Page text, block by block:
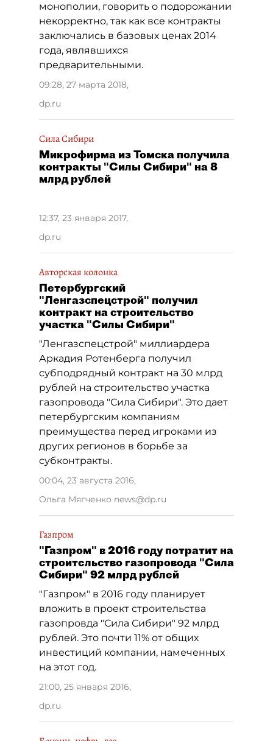
монополии, говорить о подорожании
некорректно, так как все контракты
заключались в базовых ценах 2014
года, являвшихся
предварительными.
09:28, 27 марта 2018,
dp.ru
Сила Сибири
Микрофирма из Томска получила
контракты "Силы Сибири" на 8
млрд рублей
12:37, 23 января 2017,
dp.ru
Авторская колонка
Петербургский
"Ленгазспецстрой" получил
контракт на строительство
участка "Силы Сибири"
"Ленгазспецстрой" миллиардера
Аркадия Ротенберга получил
субподрядный контракт на 30 млрд
рублей на строительство участка
газопровода "Сила Сибири". Это дает
петербургским компаниям
преимущества перед игроками из
других регионов в борьбе за
субконтракты.
00:04, 23 августа 2016,
Ольга Мягченко news@dp.ru
Газпром
"Газпром" в 2016 году потратит на
строительство газопровода "Сила
Сибири" 92 млрд рублей
"Газпром" в 2016 году планирует
вложить в проект строительства
газопровда "Сила Сибири" 92 млрд
рублей. Это почти 11% от общих
инвестиций компании, намеченных
на этот год.
21:00, 25 января 2016,
dp.ru